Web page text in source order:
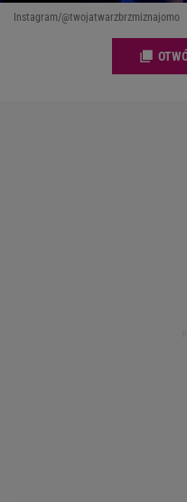
Instagram/@twojatwarzbrzmiznajomo